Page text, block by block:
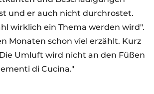
und er auch nicht durchrostet.
wirklich ein Thema werden wird".
Monaten schon viel erzählt. Kurz
Umluft wird nicht an den Füßen
di Cucina."